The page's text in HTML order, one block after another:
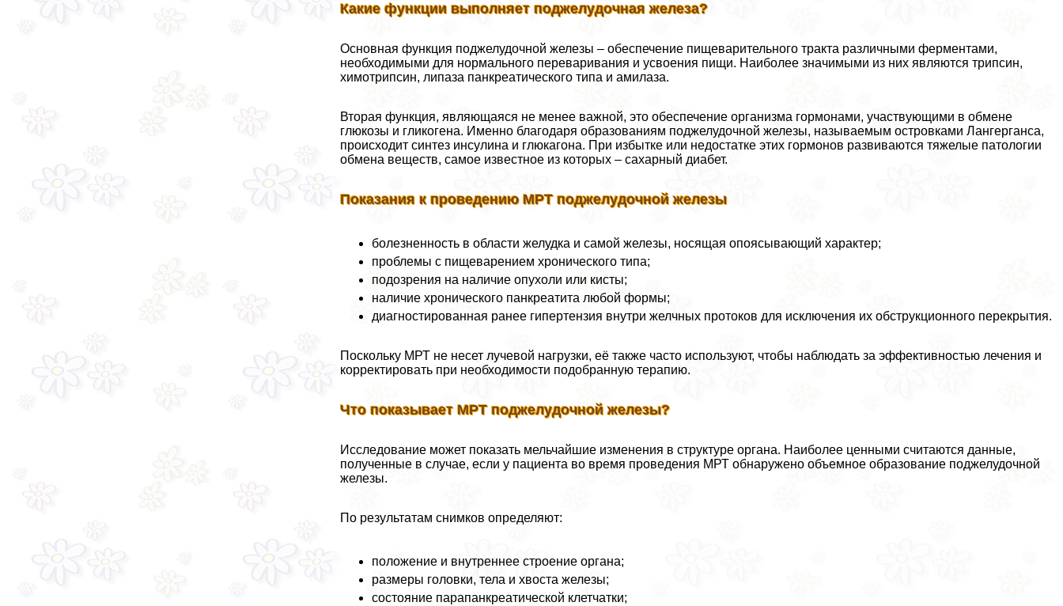
Какие функции выполняет поджелудочная железа?
Основная функция поджелудочной железы – обеспечение пищеварительного тракта различными ферментами,
необходимыми для нормального переваривания и усвоения пищи. Наиболее значимыми из них являются трипсин,
химотрипсин, липаза панкреатического типа и амилаза.
Вторая функция, являющаяся не менее важной, это обеспечение организма гормонами, участвующими в обмене
глюкозы и гликогена. Именно благодаря образованиям поджелудочной железы, называемым островками Лангерганса,
происходит синтез инсулина и глюкагона. При избытке или недостатке этих гормонов развиваются тяжелые патологии
обмена веществ, самое известное из которых – сахарный диабет.
Показания к проведению МРТ поджелудочной железы
болезненность в области желудка и самой железы, носящая опоясывающий характер;
проблемы с пищеварением хронического типа;
подозрения на наличие опухоли или кисты;
наличие хронического панкреатита любой формы;
диагностированная ранее гипертензия внутри желчных протоков для исключения их обструкционного перекрытия.
Поскольку МРТ не несет лучевой нагрузки, её также часто используют, чтобы наблюдать за эффективностью лечения и
корректировать при необходимости подобранную терапию.
Что показывает МРТ поджелудочной железы?
Исследование может показать мельчайшие изменения в структуре органа. Наиболее ценными считаются данные,
полученные в случае, если у пациента во время проведения МРТ обнаружено объемное образование поджелудочной
железы.
По результатам снимков определяют:
положение и внутреннее строение органа;
размеры головки, тела и хвоста железы;
состояние парапанкреатической клетчатки;